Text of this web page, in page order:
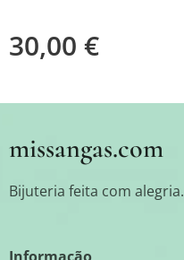
30,00 €
missangas.com
Bijuteria feita com alegria.